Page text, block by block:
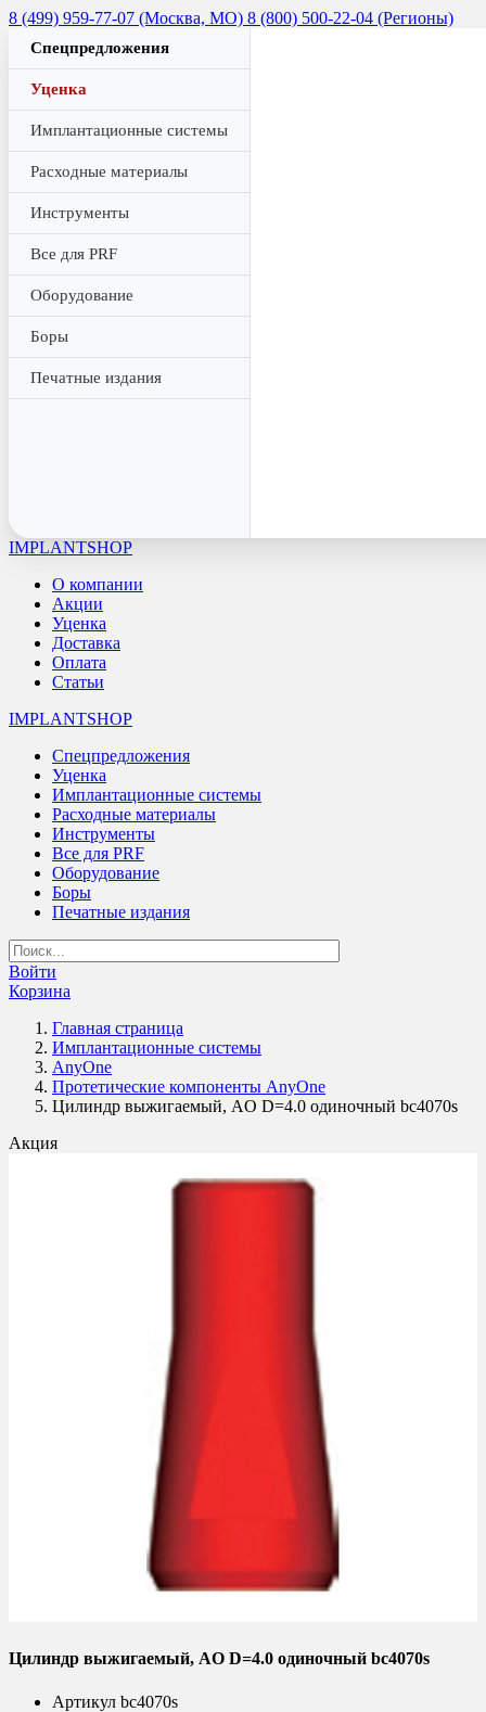
8 (499) 959-77-07 (Москва, МО) 8 (800) 500-22-04 (Регионы)
Спецпредложения
Уценка
Имплантационные системы
Расходные материалы
Инструменты
Все для PRF
Оборудование
Боры
Печатные издания
IMPLANTSHOP
О компании
Акции
Уценка
Доставка
Оплата
Статьи
IMPLANTSHOP
Спецпредложения
Уценка
Имплантационные системы
Расходные материалы
Инструменты
Все для PRF
Оборудование
Боры
Печатные издания
Войти
Корзина
Главная страница
Имплантационные системы
AnyOne
Протетические компоненты AnyOne
Цилиндр выжигаемый, AO D=4.0 одиночный bc4070s
Акция
Цилиндр выжигаемый, AO D=4.0 одиночный bc4070s
Артикул bc4070s